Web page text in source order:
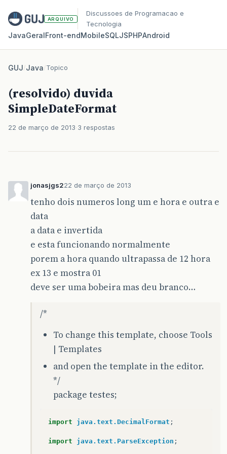
ARQUIVO
Discussoes de Programacao e
Tecnologia
JavaGeralFront‑endMobileSQLJSPHPAndroid
GUJ/Java/Topico
(resolvido) duvida
SimpleDateFormat
22 de março de 2013 3 respostas
jonasjgs222 de março de 2013
tenho dois numeros long um e hora e outra e
data
a data e invertida
e esta funcionando normalmente
porem a hora quando ultrapassa de 12 hora
ex 13 e mostra 01
deve ser uma bobeira mas deu branco…
/*
To change this template, choose Tools
| Templates
and open the template in the editor.
*/
package testes;
import java.text.DecimalFormat ;
import java.text.ParseException ;